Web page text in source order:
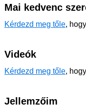
Mai kedvenc
Kérdezd meg tőle,
Videók
Kérdezd meg tőle,
Jellemzőim